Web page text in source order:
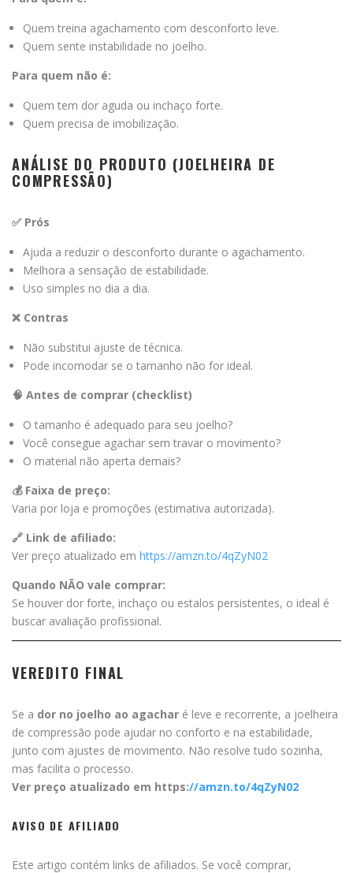
Quem treina agachamento com desconforto leve.
Quem sente instabilidade no joelho.
Para quem não é:
Quem tem dor aguda ou inchaço forte.
Quem precisa de imobilização.
ANÁLISE DO PRODUTO (JOELHEIRA DE
COMPRESSÃO)
✅ Prós
Ajuda a reduzir o desconforto durante o agachamento.
Melhora a sensação de estabilidade.
Uso simples no dia a dia.
❌ Contras
Não substitui ajuste de técnica.
Pode incomodar se o tamanho não for ideal.
🧠 Antes de comprar (checklist)
O tamanho é adequado para seu joelho?
Você consegue agachar sem travar o movimento?
O material não aperta demais?
💰 Faixa de preço:
Varia por loja e promoções (estimativa autorizada).
🔗 Link de afiliado:
Ver preço atualizado em https://amzn.to/4qZyN02
Quando NÃO vale comprar:
Se houver dor forte, inchaço ou estalos persistentes, o ideal é
buscar avaliação profissional.
VEREDITO FINAL
Se a dor no joelho ao agachar é leve e recorrente, a joelheira
de compressão pode ajudar no conforto e na estabilidade,
junto com ajustes de movimento. Não resolve tudo sozinha,
mas facilita o processo.
Ver preço atualizado em https://amzn.to/4qZyN02
AVISO DE AFILIADO
Este artigo contém links de afiliados. Se você comprar,